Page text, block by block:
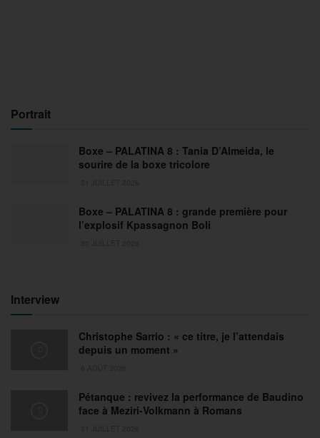
Portrait
Boxe – PALATINA 8 : Tania D’Almeida, le
sourire de la boxe tricolore
Boxe – PALATINA 8 : grande première pour
l’explosif Kpassagnon Boli
Interview
Christophe Sarrio : « ce titre, je l’attendais
depuis un moment »
Pétanque : revivez la performance de Baudino
face à Meziri-Volkmann à Romans